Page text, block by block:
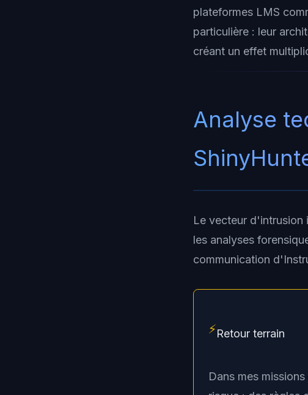
plateformes LMS
particulière : leur
créant un effet
Analyse
Le vecteur d'intrusion
les analyses
communication
⚡Retour terrain
Dans mes